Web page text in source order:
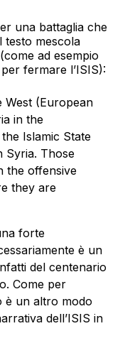
una battaglia che
testo mescola
ad esempio
fermare l’ISIS):
West (European
in the
Islamic State
Syria. Those
the offensive
they are
forte
è un
del centenario
Come per
è un altro modo
dell’ISIS in